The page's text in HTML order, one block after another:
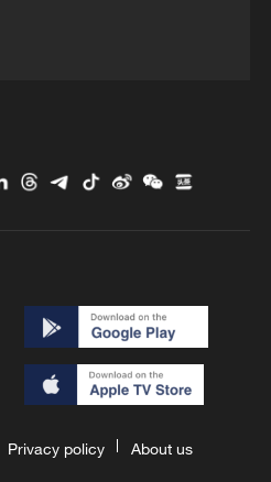
Privacy policy About us